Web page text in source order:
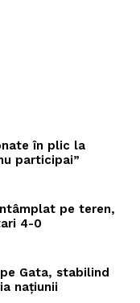
în plic la
participai”
pe teren,
4-0
Gata, stabilind
națiunii